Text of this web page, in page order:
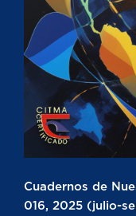
Cuadernos de
016, 2025 (julio-